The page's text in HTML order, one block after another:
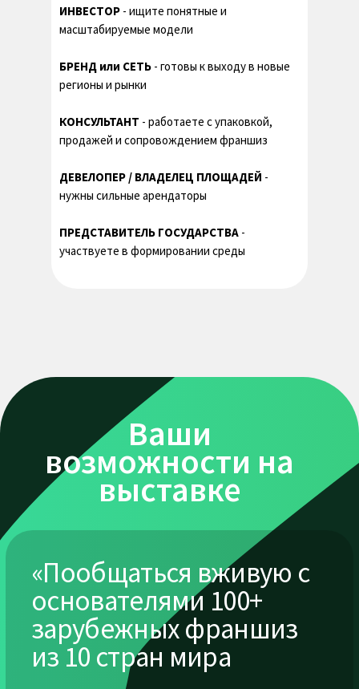
ИНВЕСТОР - ищите понятные и
масштабируемые модели
БРЕНД или СЕТЬ - готовы к выходу в новые
регионы и рынки
КОНСУЛЬТАНТ - работаете с упаковкой,
продажей и сопровождением франшиз
ДЕВЕЛОПЕР / ВЛАДЕЛЕЦ ПЛОЩАДЕЙ -
нужны сильные арендаторы
ПРЕДСТАВИТЕЛЬ ГОСУДАРСТВА -
участвуете в формировании среды
Посетить мероприятие
Эксклюзивные условия
от франчайзеров
Ознакомьтесь с актуальными
франчайзинговыми предложениями,
сравните условия и перспективы
разных брендов
Проанализировать
Получите уникальные предложения и
специальные условия на покупку
Выступите со своим проектом,
пообщайтесь лично с
потенциальными инвесторами и
В 15 сферах и
направлениях